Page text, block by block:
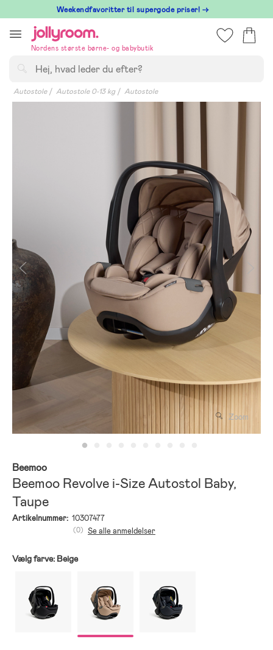
till
innehållet
⁠ Weekendfavoritter til supergode priser! →
Nordens største børne- og babybutik
Autostole Autostole 0-13 kg Autostole
Zoom
Beemoo
Beemoo Revolve i-Size Autostol Baby,
Taupe
Artikelnummer: 10307477
(0) Se alle anmeldelser
Vælg farve: Beige